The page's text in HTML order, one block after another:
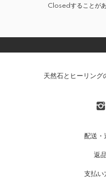
Closedすることがあ
天然石とヒーリン
配送・
返
支払い